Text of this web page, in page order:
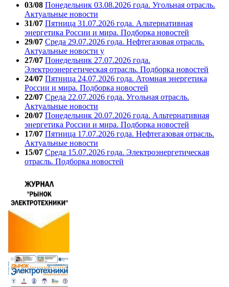
03/08 Понедельник 03.08.2026 года. Угольная отрасль.
Актуальные новости
31/07 Пятница 31.07.2026 года. Альтернативная
энергетика России и мира. Подборка новостей
29/07 Среда 29.07.2026 года. Нефтегазовая отрасль.
Актуальные новости у
27/07 Понедельник 27.07.2026 года.
Электроэнергетическая отрасль. Подборка новостей
24/07 Пятница 24.07.2026 года. Атомная энергетика
России и мира. Подборка новостей
22/07 Среда 22.07.2026 года. Угольная отрасль.
Актуальные новости
20/07 Понедельник 20.07.2026 года. Альтернативная
энергетика России и мира. Подборка новостей
17/07 Пятница 17.07.2026 года. Нефтегазовая отрасль.
Актуальные новости
15/07 Среда 15.07.2026 года. Электроэнергетическая
отрасль. Подборка новостей